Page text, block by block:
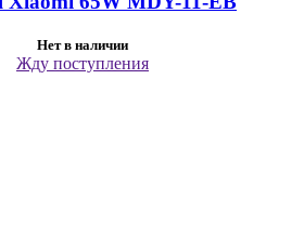
Нет в наличии
Жду поступления